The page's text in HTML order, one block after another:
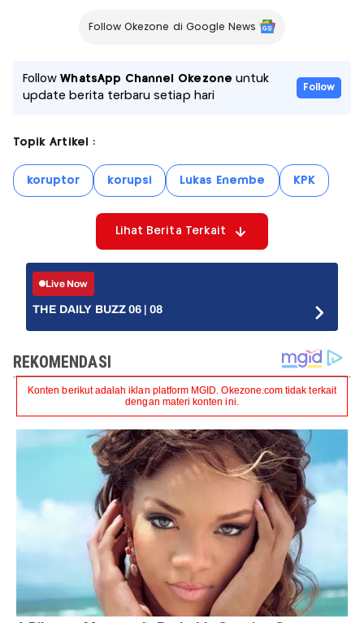
Follow Okezone di Google News
FollowWhatsApp Channel Okezone untuk
update berita terbaru setiap hari
Follow
Topik Artikel :
koruptor korupsi Lukas Enembe KPK
Lihat Berita Terkait
Live Now
THE DAILY BUZZ 06 | 08